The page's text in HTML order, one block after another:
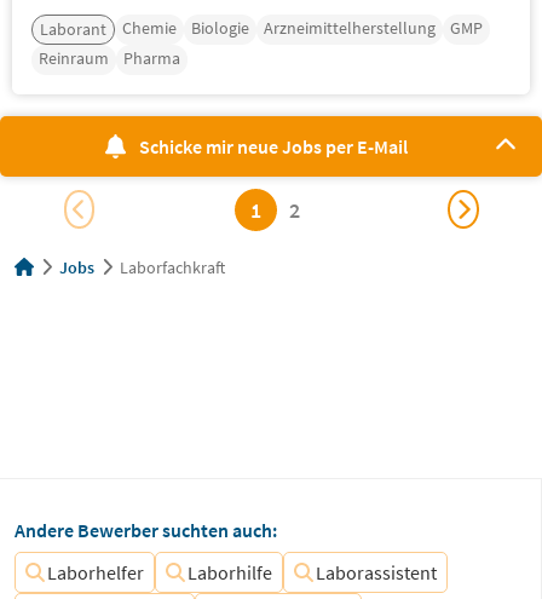
Laborant Chemie Biologie Arzneimittelherstellung
GMP
Reinraum
Pharma
Schicke mir neue Jobs per E-Mail
1 2
Jobs Laborfachkraft
Andere Bewerber suchten auch:
Laborhelfer
Laborhilfe
Laborassistent